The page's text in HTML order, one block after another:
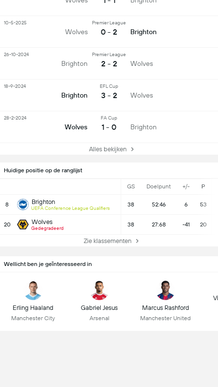
Huidige positie op de ranglijst
GS Doelpunt +/- P
8 Brighton
UEFA Conference League Qualifiers
38 52:46 6 53
20 Wolves
Gedegradeerd
38 27:68 -41 20
Zie klassementen
Wolves
Premier League
0 - 2 Brighton
10-5-2025
Brighton
Premier League
2 - 2 Wolves
26-10-2024
Brighton
EFL Cup
3 - 2 Wolves
18-9-2024
Wolves
FA Cup
1 - 0 Brighton
28-2-2024
Alles bekijken
Wellicht ben je geïnteresseerd in
Erling Haaland
Manchester City
Gabriel Jesus
Arsenal
Marcus Rashford
Manchester United